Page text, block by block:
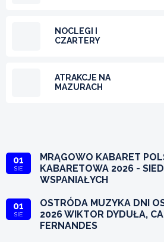
NOCLEGI I
CZARTERY
ATRAKCJE NA
MAZURACH
01
SIE
MRĄGOWO KABARET
KABARETOWA 2026 -
WSPANIAŁYCH
01
SIE
OSTRÓDA MUZYKA DNI
2026 WIKTOR DYDUŁA,
FERNANDES